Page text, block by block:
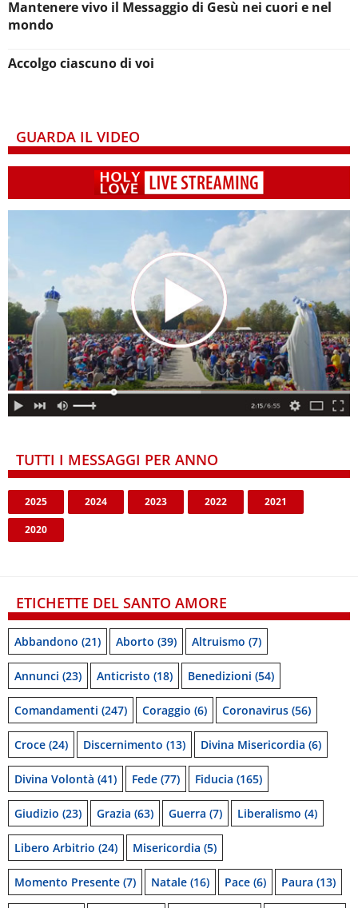
Mantenere vivo il Messaggio di Gesù nei cuori e nel
mondo
Accolgo ciascuno di voi
GUARDA IL VIDEO
TUTTI I MESSAGGI PER ANNO
2025 2024 2023 2022 2021
2020
ETICHETTE DEL SANTO AMORE
Abbandono (21) Aborto (39) Altruismo (7)
Annunci (23) Anticristo (18) Benedizioni (54)
Comandamenti (247) Coraggio (6) Coronavirus (56)
Croce (24) Discernimento (13) Divina Misericordia (6)
Divina Volontà (41) Fede (77) Fiducia (165)
Giudizio (23) Grazia (63) Guerra (7) Liberalismo (4)
Libero Arbitrio (24) Misericordia (5)
Momento Presente (7) Natale (16) Pace (6) Paura (13)